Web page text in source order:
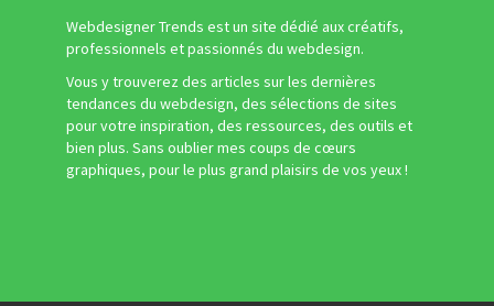
Webdesigner Trends est un site dédié aux créatifs,
professionnels et passionnés du webdesign.
Vous y trouverez des articles sur les dernières
tendances du webdesign, des sélections de sites
pour votre inspiration, des ressources, des outils et
bien plus. Sans oublier mes coups de cœurs
graphiques, pour le plus grand plaisirs de vos yeux !